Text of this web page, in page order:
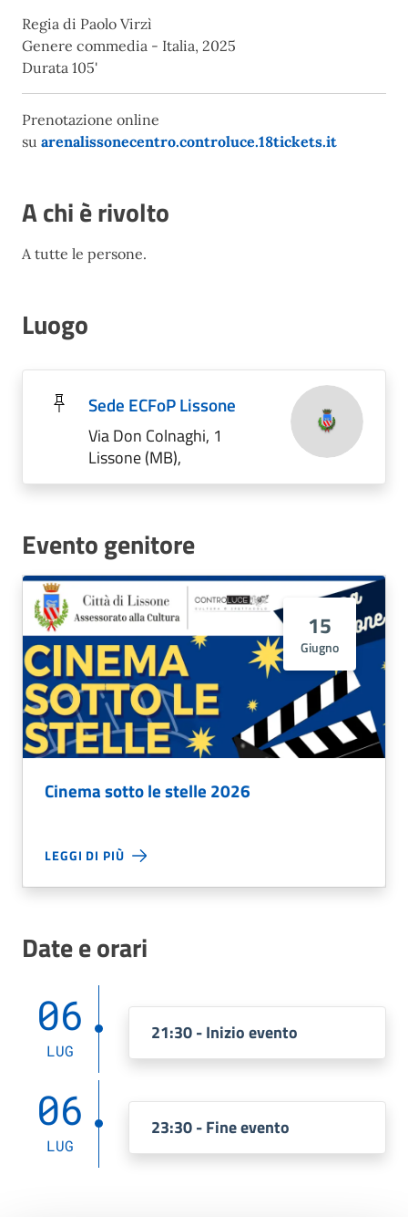
Regia di Paolo Virzì
Genere commedia - Italia, 2025
Durata 105'
Prenotazione online
su arenalissonecentro.controluce.18tickets.it
A chi è rivolto
A tutte le persone.
Luogo
Sede ECFoP Lissone
Via Don Colnaghi, 1
Lissone (MB),
Evento genitore
15
Giugno
Cinema sotto le stelle 2026
LEGGI DI PIÙ
Date e orari
06
LUG
21:30 - Inizio evento
06
LUG
23:30 - Fine evento